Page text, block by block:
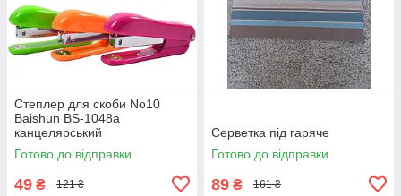
Степлер для скоби No10
Baishun BS-1048a
канцелярський
Готово до відправки
49 ₴ 121 ₴
Серветка під гаряче
Готово до відправки
89 ₴ 161 ₴